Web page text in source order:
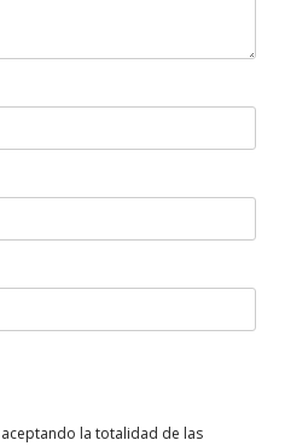
la totalidad de las